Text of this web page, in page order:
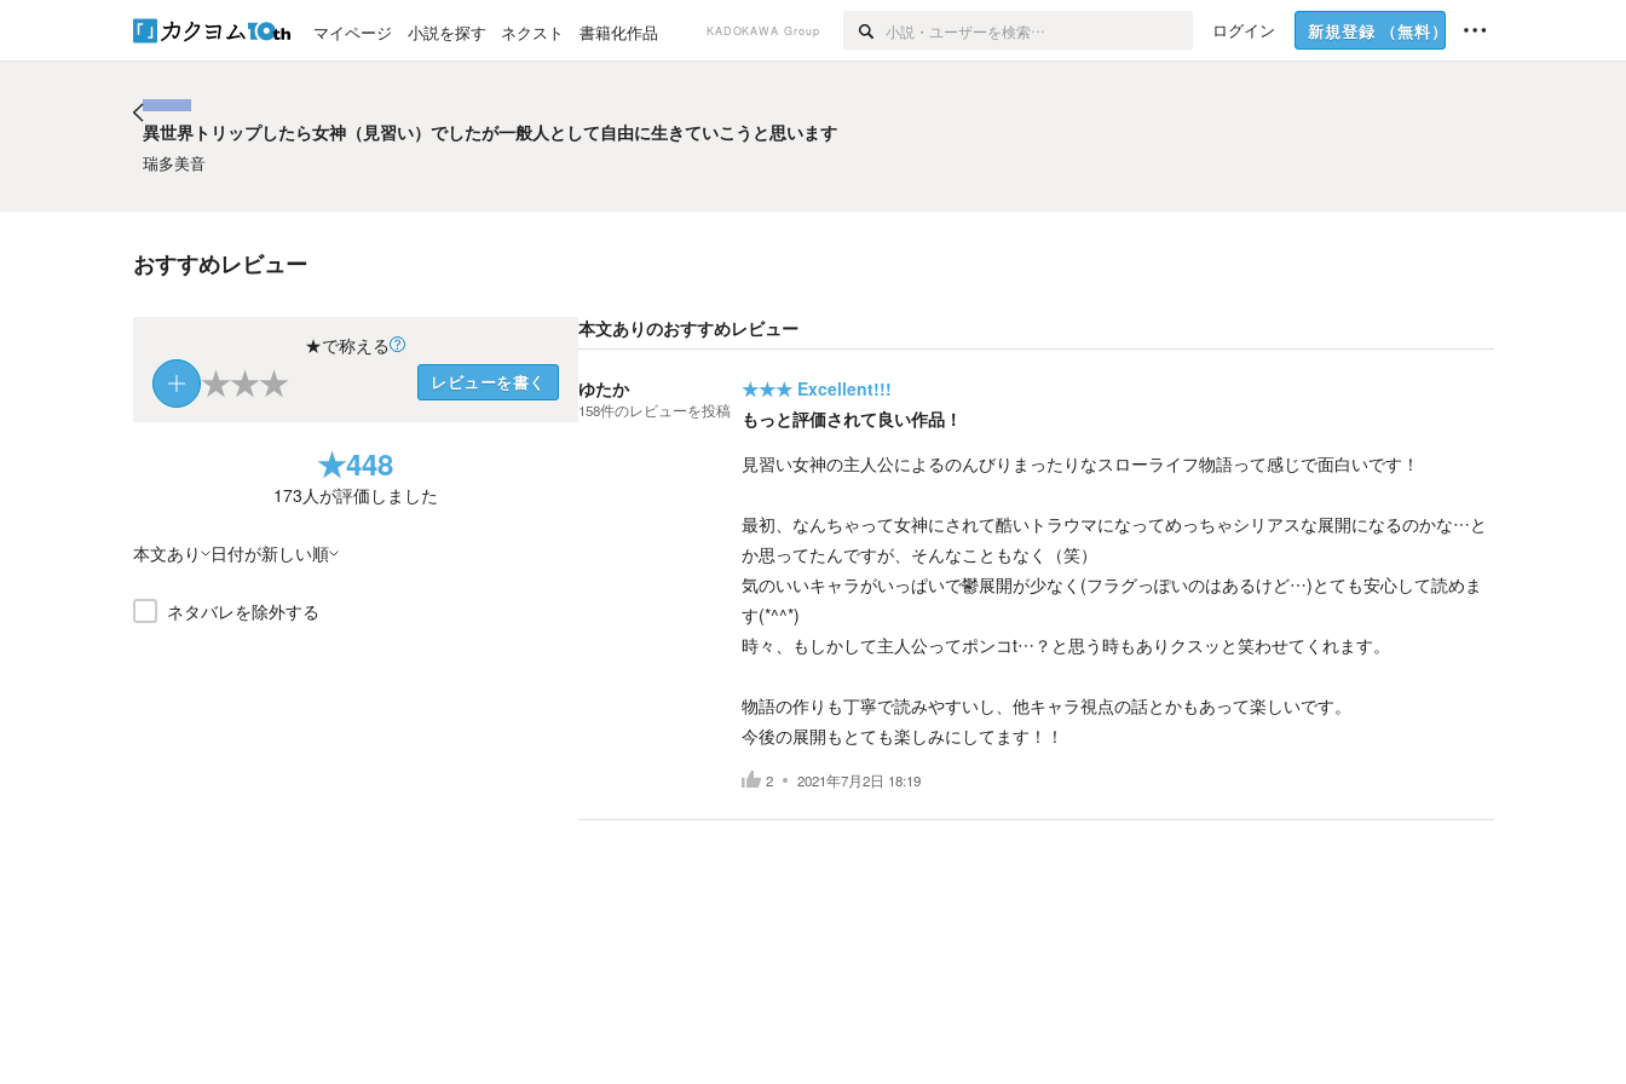
マイページ 小説を探す ネクスト 書籍化作品 KADOKAWA Group ログイン 新規登録 （無料）
異世界トリップしたら女神（見習い）でしたが一般人として自由に生きていこうと思います
瑞多美音
おすすめレビュー
★で称える
★★★ レビューを書く
★448
173人が評価しました
本文あり 日付が新しい順
ネタバレを除外する
本文ありのおすすめレビュー
ゆたか
158件のレビューを投稿
★★★ Excellent!!!
もっと評価されて良い作品！
見習い女神の主人公によるのんびりまったりなスローライフ物語って感じで面白いです！
最初、なんちゃって女神にされて酷いトラウマになってめっちゃシリアスな展開になるのかな…と
か思ってたんですが、そんなこともなく（笑）
気のいいキャラがいっぱいで鬱展開が少なく(フラグっぽいのはあるけど…)とても安心して読めま
す(*^^*)
時々、もしかして主人公ってポンコt…？と思う時もありクスッと笑わせてくれます。
物語の作りも丁寧で読みやすいし、他キャラ視点の話とかもあって楽しいです。
今後の展開もとても楽しみにしてます！！
2 2021年7月2日 18:19